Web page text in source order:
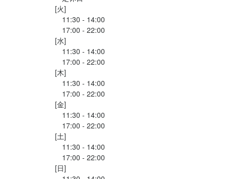
[火]
11:30 - 14:00
17:00 - 22:00
[水]
11:30 - 14:00
17:00 - 22:00
[木]
11:30 - 14:00
17:00 - 22:00
[金]
11:30 - 14:00
17:00 - 22:00
[土]
11:30 - 14:00
17:00 - 22:00
[日]
求める人物像
・美味しい料理で人を喜ばせたい方
・好奇心を持って仕事に取り組める方
・誠実に仕事に取り組める方
・チームで仕事することに意欲的な方
・独立志向のある方
選考の流れ
応募後、原則１営業日以内に返信しております。１回の面接を経
て内定となります。ご不明な点がございましたら気兼ねなくご相